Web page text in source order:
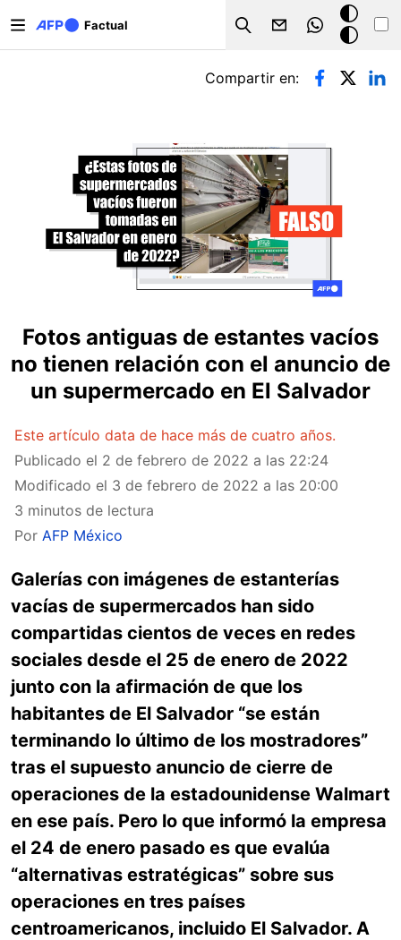
Factual
Search
Modo
oscuro
Solapas principales
Compartir en:
Fotos antiguas de estantes vacíos
no tienen relación con el anuncio de
un supermercado en El Salvador
Este artículo data de hace más de cuatro años.
Publicado el 2 de febrero de 2022 a las 22:24
Modificado el 3 de febrero de 2022 a las 20:00
3 minutos de lectura
Por AFP México
Galerías con imágenes de estanterías
vacías de supermercados han sido
compartidas cientos de veces en redes
sociales desde el 25 de enero de 2022
junto con la afirmación de que los
habitantes de El Salvador “se están
terminando lo último de los mostradores”
tras el supuesto anuncio de cierre de
operaciones de la estadounidense Walmart
en ese país. Pero lo que informó la empresa
el 24 de enero pasado es que evalúa
“alternativas estratégicas” sobre sus
operaciones en tres países
centroamericanos, incluido El Salvador. A